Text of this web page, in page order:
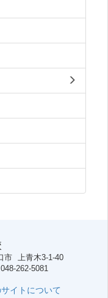
市 上青木3-1-40
048-262-5081
サイトについて